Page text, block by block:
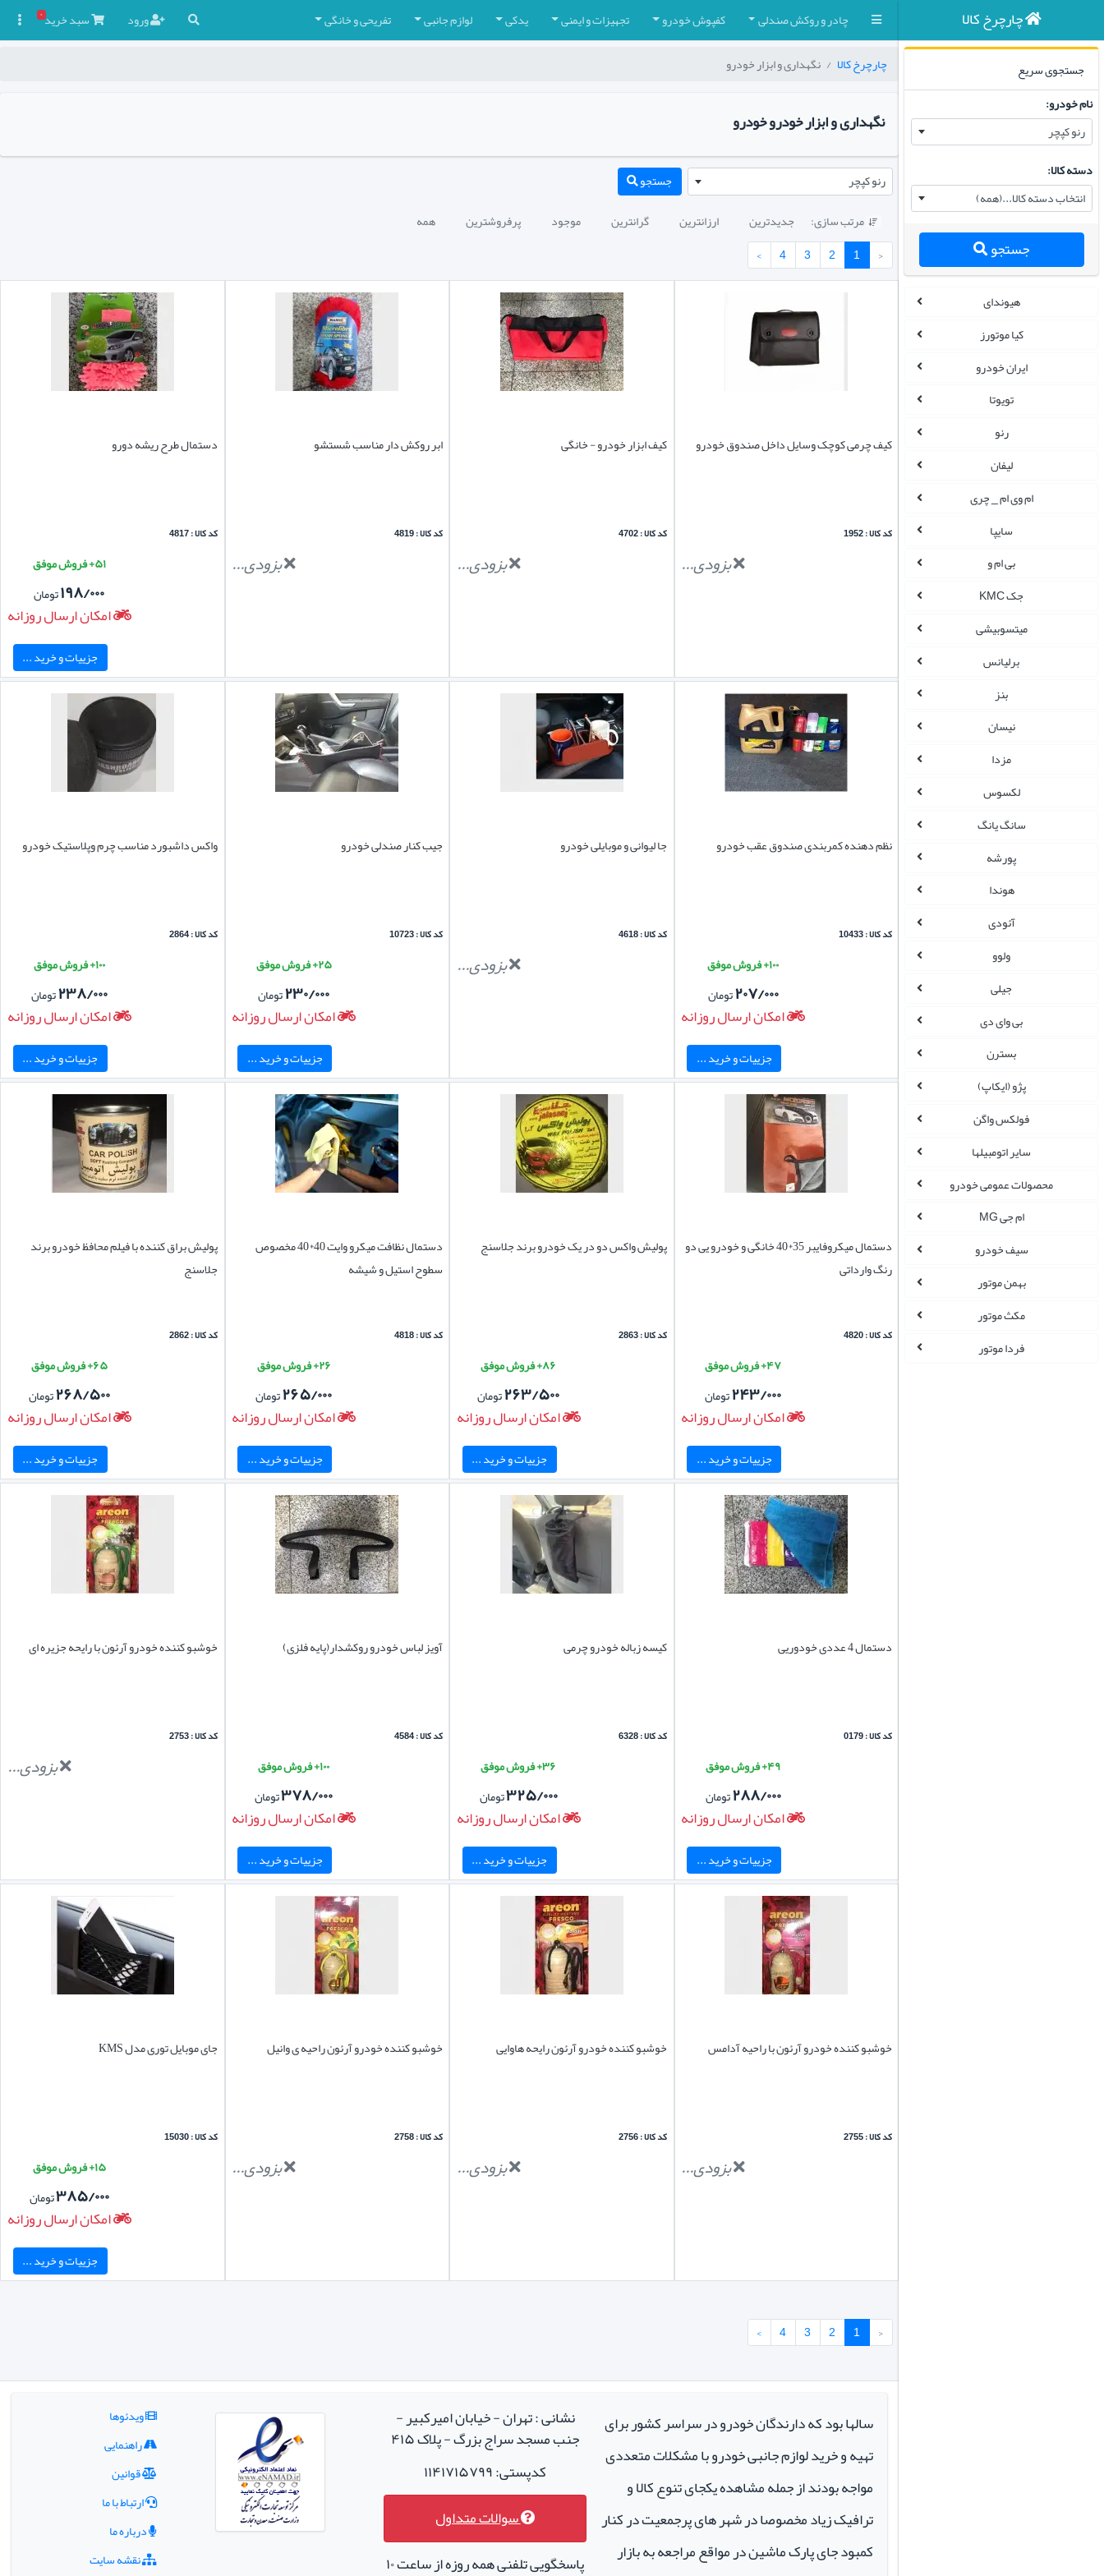
چادر و روکش صندلی کفپوش خودرو تجهیزات و ایمنی یدکی لوازم جانبی تفریحی و خانگی ورود سبدخرید۰ چارچرخ کالا
جستجوی سریع
نام خودرو:
رنو کپچر
دسته کالا:
انتخاب دسته کالا...(همه)
جستجو
هیوندای
کیا موتورز
ایران خودرو
تویوتا
رنو
لیفان
ام وی ام _ چری
سایپا
بی ام و
جک KMC
میتسوبیشی
برلیانس
بنز
نیسان
مزدا
لکسوس
سانگ یانگ
پورشه
هوندا
آئودی
ولوو
جیلی
بی وای دی
بسترن
پژو (ایکاپ)
فولکس واگن
سایر اتومبیلها
محصولات عمومی خودرو
ام جی MG
سیف خودرو
بهمن موتور
مکث موتور
فردا موتور
چارچرخ کالا نگهداری و ابزار خودرو
نگهداری و ابزار خودرو خودرو
رنو کپچر جستجو
 مرتب سازی: جدیدترین ارزانترین گرانترین موجود پرفروشترین
همه
‹
1
2
3
4
›
کیف چرمی کوچک وسایل داخل صندوق خودرو
کد کالا : 1952
بزودی...
کیف ابزار خودرو - خانگی
کد کالا : 4702
بزودی...
ابر روکش دار مناسب شستشو
کد کالا : 4819
بزودی...
دستمال طرح ریشه دورو
کد کالا : 4817
۵۱+ فروش موفق
۱۹۸/۰۰۰تومان
امکان ارسال روزانه
جزییات و خرید ...
نظم دهنده کمربندی صندوق عقب خودرو
کد کالا : 10433
۱۰۰+ فروش موفق
۲۰۷/۰۰۰تومان
امکان ارسال روزانه
جزییات و خرید ...
جا لیوانی و موبایلی خودرو
کد کالا : 4618
بزودی...
جیب کنار صندلی خودرو
کد کالا : 10723
۲۵+ فروش موفق
۲۳۰/۰۰۰تومان
امکان ارسال روزانه
جزییات و خرید ...
واکس داشبورد مناسب چرم وپلاستیک خودرو
کد کالا : 2864
۱۰۰+ فروش موفق
۲۳۸/۰۰۰تومان
امکان ارسال روزانه
جزییات و خرید ...
دستمال میکروفایبر 35*40 خانگی و خودرو یی دو
رنگ وارداتی
کد کالا : 4820
۴۷+ فروش موفق
۲۴۳/۰۰۰تومان
امکان ارسال روزانه
جزییات و خرید ...
پولیش واکس دو در یک خودرو برند جلاسنج
کد کالا : 2863
۸۶+ فروش موفق
۲۶۳/۵۰۰تومان
امکان ارسال روزانه
جزییات و خرید ...
دستمال نظافت میکرو وایت 40*40 مخصوص
سطوح استیل و شیشه
کد کالا : 4818
۲۶+ فروش موفق
۲۶۵/۰۰۰تومان
امکان ارسال روزانه
جزییات و خرید ...
پولیش براق کننده با فیلم محافظ خودرو برند
جلاسنج
کد کالا : 2862
۶۵+ فروش موفق
۲۶۸/۵۰۰تومان
امکان ارسال روزانه
جزییات و خرید ...
دستمال 4 عددی خودوریی
کد کالا : 0179
۴۹+ فروش موفق
۲۸۸/۰۰۰تومان
امکان ارسال روزانه
جزییات و خرید ...
کیسه زباله خودرو چرمی
کد کالا : 6328
۳۶+ فروش موفق
۳۲۵/۰۰۰تومان
امکان ارسال روزانه
جزییات و خرید ...
آویز لباس خودرو روکشدار(پایه فلزی)
کد کالا : 4584
۱۰۰+ فروش موفق
۳۷۸/۰۰۰تومان
امکان ارسال روزانه
جزییات و خرید ...
خوشبو کننده خودرو آرئون با رایحه جزیره ای
کد کالا : 2753
بزودی...
خوشبو کننده خودرو آرئون با راحیه آدامس
کد کالا : 2755
بزودی...
خوشبو کننده خودرو آرئون رایحه هاوایی
کد کالا : 2756
بزودی...
خوشبو کننده خودرو آرئون راحیه ی وانیل
کد کالا : 2758
بزودی...
جای موبایل توری مدل KMS
کد کالا : 15030
۱۵+ فروش موفق
۳۸۵/۰۰۰تومان
امکان ارسال روزانه
جزییات و خرید ...
‹
1
2
3
4
›
سالها بود که دارندگان خودرو در سراسر کشور برای
تهیه و خرید لوازم جانبی خودرو با مشکلات متعددی
مواجه بودند از جمله مشاهده یکجای تنوع کالا و
ترافیک زیاد مخصوصا در شهر های پرجمعیت در کنار
کمبود جای پارک ماشین در مواقع مراجعه به بازار
نشانی : تهران - خیابان امیرکبیر -
جنب مسجد سراج بزرگ - پلاک ۴۱۵
کدپستی: ۱۱۴۱۷۱۵۷۹۹
سوالات متداول
پاسخگویی تلفنی همه روزه از ساعت ۱۰
ویدئوها
راهنمایی
قوانین
ارتباط با ما
درباره ما
نقشه سایت